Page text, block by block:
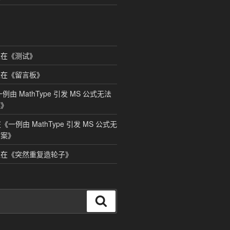
《测试》
《留言板》
例由 MathType 引发 MS 公式无法
》
一例由 MathType 引发 MS 公式无
》
《突然重复造轮子》
索